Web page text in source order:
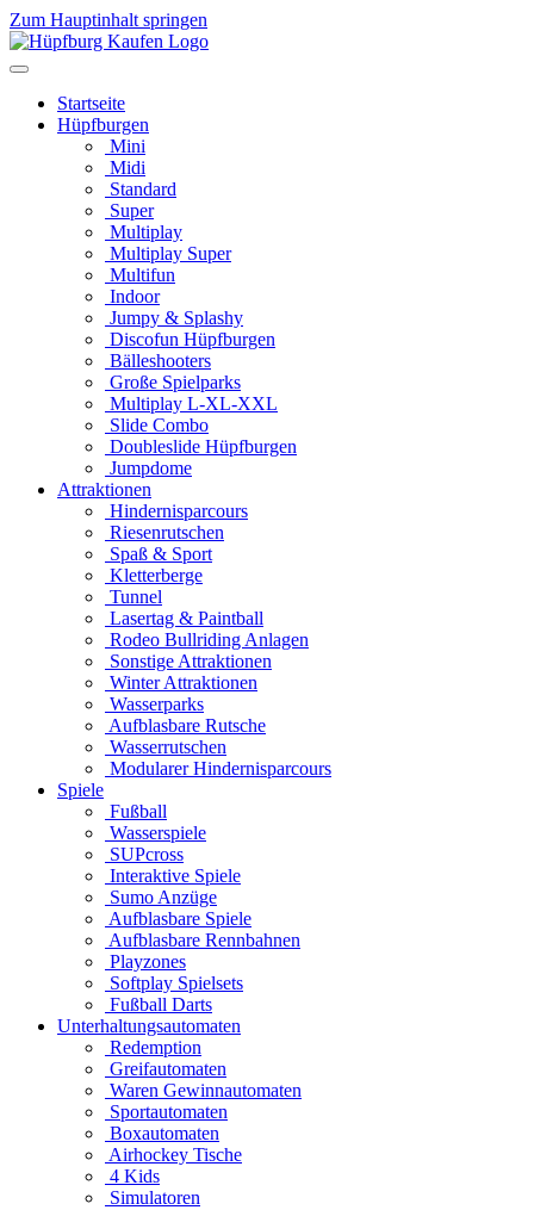
Zum Hauptinhalt springen
Startseite
Hüpfburgen
Mini
Midi
Standard
Super
Multiplay
Multiplay Super
Multifun
Indoor
Jumpy & Splashy
Discofun Hüpfburgen
Bälleshooters
Große Spielparks
Multiplay L-XL-XXL
Slide Combo
Doubleslide Hüpfburgen
Jumpdome
Attraktionen
Hindernisparcours
Riesenrutschen
Spaß & Sport
Kletterberge
Tunnel
Lasertag & Paintball
Rodeo Bullriding Anlagen
Sonstige Attraktionen
Winter Attraktionen
Wasserparks
Aufblasbare Rutsche
Wasserrutschen
Modularer Hindernisparcours
Spiele
Fußball
Wasserspiele
SUPcross
Interaktive Spiele
Sumo Anzüge
Aufblasbare Spiele
Aufblasbare Rennbahnen
Playzones
Softplay Spielsets
Fußball Darts
Unterhaltungsautomaten
Redemption
Greifautomaten
Waren Gewinnautomaten
Sportautomaten
Boxautomaten
Airhockey Tische
4 Kids
Simulatoren